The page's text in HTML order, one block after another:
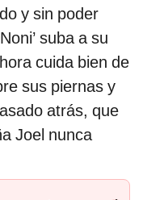
y sin poder
suba a su
cuida bien de
sus piernas y
atrás, que
Joel nunca